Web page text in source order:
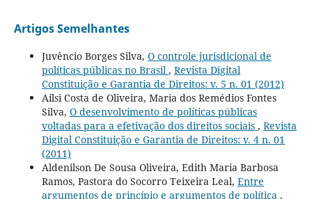
Artigos Semelhantes
Juvêncio Borges Silva, O controle jurisdicional de
políticas públicas no Brasil , Revista Digital
Constituição e Garantia de Direitos: v. 5 n. 01 (2012)
Ailsi Costa de Oliveira, Maria dos Remédios Fontes
Silva, O desenvolvimento de políticas públicas
voltadas para a efetivação dos direitos sociais , Revista
Digital Constituição e Garantia de Direitos: v. 4 n. 01
(2011)
Aldenilson De Sousa Oliveira, Edith Maria Barbosa
Ramos, Pastora do Socorro Teixeira Leal, Entre
argumentos de princípio e argumentos de política ,